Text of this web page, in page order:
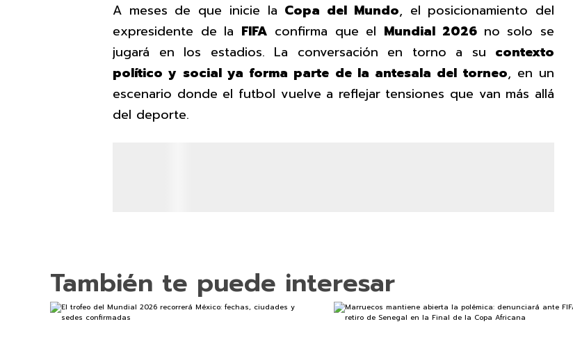
A meses de que inicie la Copa del Mundo, el posicionamiento del
expresidente de la FIFA confirma que el Mundial 2026 no solo se
jugará en los estadios. La conversación en torno a su contexto
político y social ya forma parte de la antesala del torneo, en un
escenario donde el futbol vuelve a reflejar tensiones que van más allá
del deporte.
También te puede interesar